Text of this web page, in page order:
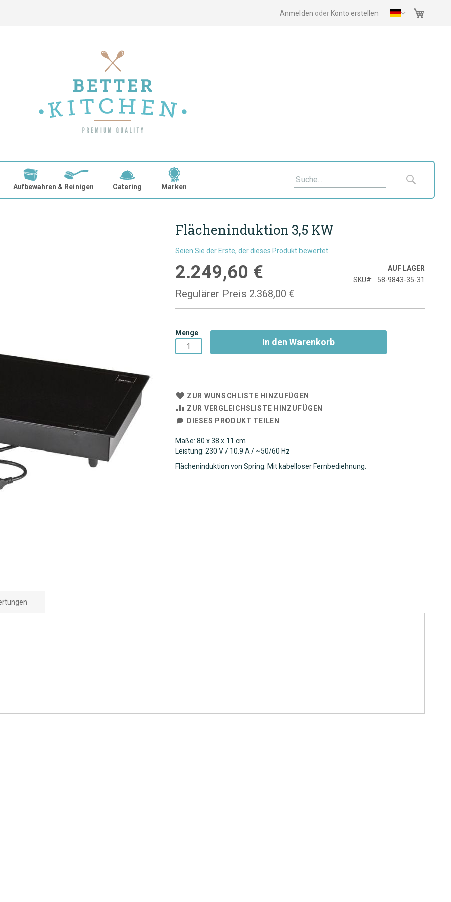
Anmelden Konto erstellen
Aufbewahren & Reinigen Catering Marken Suche
Flächeninduktion 3,5 KW
Seien Sie der Erste, der dieses Produkt bewertet
Sonderpreis
2.249,60 €
Regulärer Preis 2.368,00 €
AUF LAGER
SKU
58-9843-35-31
Menge
In den Warenkorb
ZUR WUNSCHLISTE HINZUFÜGEN
ZUR VERGLEICHSLISTE HINZUFÜGEN
DIESES PRODUKT TEILEN
Maße: 80 x 38 x 11 cm
Leistung: 230 V / 10.9 A / ~50/60 Hz
Flächeninduktion von Spring. Mit kabelloser Fernbediehnung.